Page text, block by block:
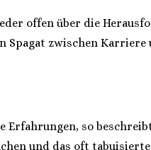
offen über die
zwischen Karriere
so
und das oft